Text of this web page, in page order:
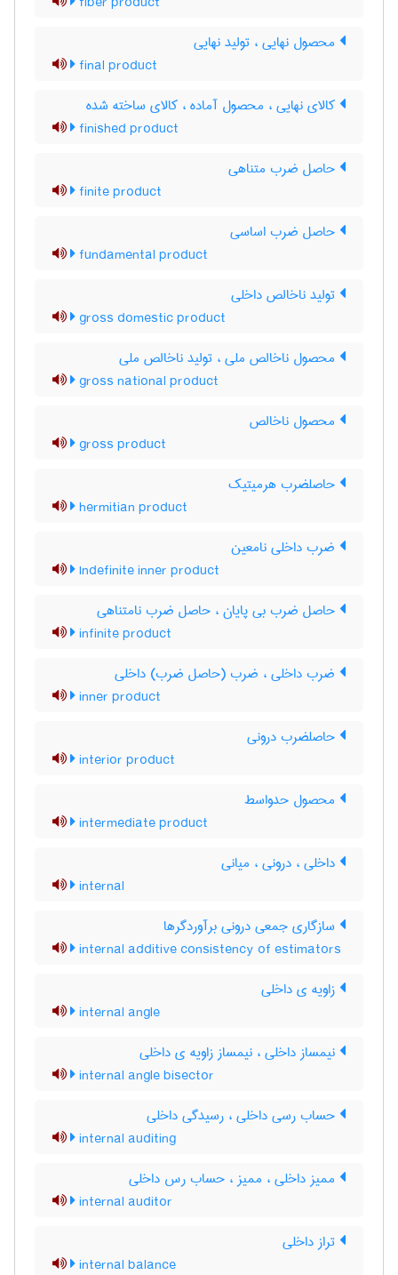
محصول نهایی ، تولید نهایی
final product
کالای نهایی ، محصول آماده ، کالای ساخته شده
finished product
حاصل ضرب متناهی
finite product
حاصل ضرب اساسی
fundamental product
تولید ناخالص داخلی
gross domestic product
محصول ناخالص ملی ، تولید ناخالص ملی
gross national product
محصول ناخالص
gross product
حاصلضرب هرمیتیک
hermitian product
ضرب داخلی نامعین
Indefinite inner product
حاصل ضرب بی پایان ، حاصل ضرب نامتناهی
infinite product
ضرب داخلی ، ضرب (حاصل ضرب) داخلی
inner product
حاصلضرب درونی
interior product
محصول حدواسط
intermediate product
داخلی ، درونی ، میانی
internal
سازگاری جمعی درونی برآوردگرها
internal additive consistency of estimators
زاویه ی داخلی
internal angle
نیمساز داخلی ، نیمساز زاویه ی داخلی
internal angle bisector
حساب رسی داخلی ، رسیدگی داخلی
internal auditing
ممیز داخلی ، ممیز ، حساب رس داخلی
internal auditor
تراز داخلی
internal balance